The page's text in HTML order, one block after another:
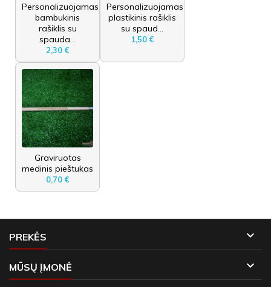
Personalizuojamas
bambukinis
rašiklis su
spauda...
2,30 €
Personalizuojamas
plastikinis rašiklis
su spaud...
1,50 €
Graviruotas
medinis pieštukas
0,70 €
PREKĖS 
MŪSŲ ĮMONĖ 